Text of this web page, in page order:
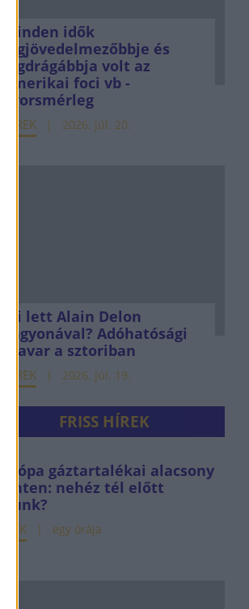
Minden idők
legjövedelmezőbbje és
legdrágábbja volt az
amerikai foci vb -
gyorsmérleg
HÍREK 2026. júl. 20.
Mi lett Alain Delon
vagyonával? Adóhatósági
csavar a sztoriban
HÍREK 2026. júl. 19.
FRISS HÍREK
Európa gáztartalékai alacsony
szinten: nehéz tél előtt
állunk?
HÍREK egy órája